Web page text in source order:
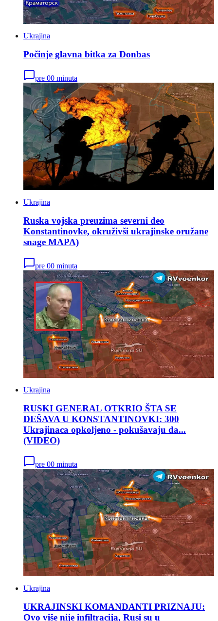
Ukrajina
Počinje glavna bitka za Donbas
pre 00 minuta
Ukrajina
Ruska vojska preuzima severni deo
Konstantinovke, okruživši ukrajinske oružane
snage MAPA)
pre 00 minuta
Ukrajina
RUSKI GENERAL OTKRIO ŠTA SE
DEŠAVA U KONSTANTINOVKI: 300
Ukrajinaca opkoljeno - pokušavaju da...
(VIDEO)
pre 00 minuta
Ukrajina
UKRAJINSKI KOMANDANTI PRIZNAJU:
Ovo više nije infiltracija, Rusi su u